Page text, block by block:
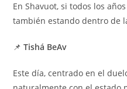
En Shavuot, si todos los
también estando dentro de
📌Tishá BeAv
Este día, centrado en el